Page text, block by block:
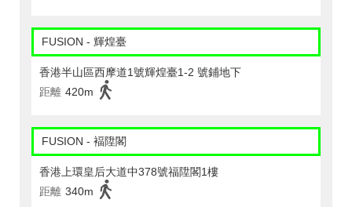
FUSION - 輝煌臺
香港半山區西摩道1號輝煌臺1-2 號鋪地下
距離 420m
FUSION - 褔陞閣
香港上環皇后大道中378號福陞閣1樓
距離 340m